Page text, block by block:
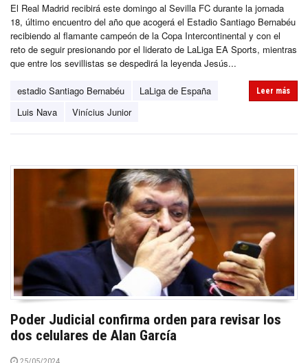
El Real Madrid recibirá este domingo al Sevilla FC durante la jornada
18, último encuentro del año que acogerá el Estadio Santiago Bernabéu
recibiendo al flamante campeón de la Copa Intercontinental y con el
reto de seguir presionando por el liderato de LaLiga EA Sports, mientras
que entre los sevillistas se despedirá la leyenda Jesús...
estadio Santiago Bernabéu
LaLiga de España
Luis Nava
Vinícius Junior
Leer más
Poder Judicial confirma orden para revisar los
dos celulares de Alan García